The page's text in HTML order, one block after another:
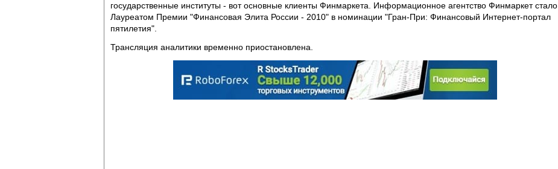
государственные институты - вот основные клиенты Финмаркета. Информационное агентство Финмаркет стало
Лауреатом Премии "Финансовая Элита России - 2010" в номинации "Гран-При: Финансовый Интернет-портал
пятилетия".
Трансляция аналитики временно приостановлена.